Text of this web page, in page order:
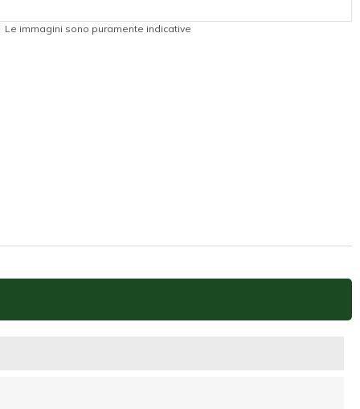
Le immagini sono puramente indicative